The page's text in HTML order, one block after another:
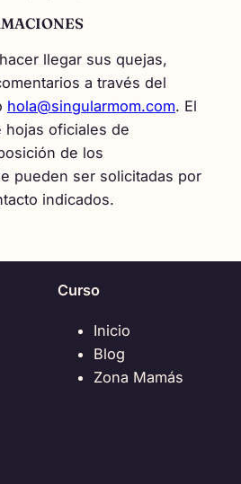
llegar sus quejas,
a través del
hola@singularmom.com. El
hojas oficiales de
de los
pueden ser solicitadas por
indicados.
Curso
Inicio
Blog
Zona Mamás